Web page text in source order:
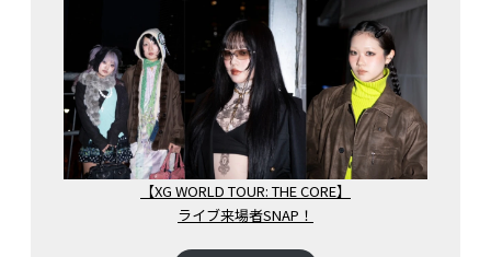
【XG WORLD TOUR: THE CORE】
ライブ来場者SNAP！